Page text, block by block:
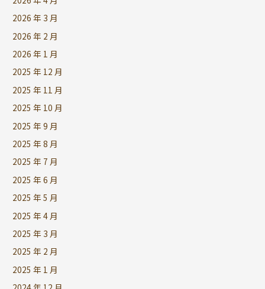
2026 年 3 月
2026 年 2 月
2026 年 1 月
2025 年 12 月
2025 年 11 月
2025 年 10 月
2025 年 9 月
2025 年 8 月
2025 年 7 月
2025 年 6 月
2025 年 5 月
2025 年 4 月
2025 年 3 月
2025 年 2 月
2025 年 1 月